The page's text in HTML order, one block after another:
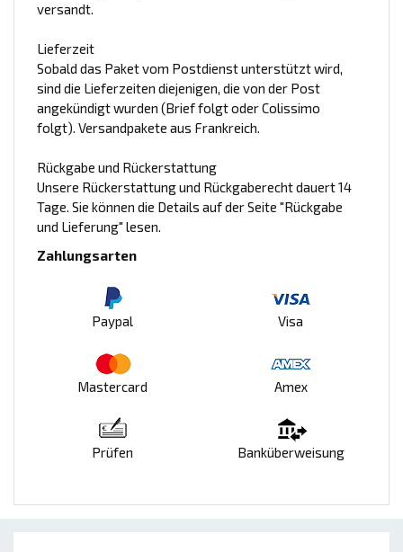
versandt.
Lieferzeit
Sobald das Paket vom Postdienst unterstützt wird,
sind die Lieferzeiten diejenigen, die von der Post
angekündigt wurden (Brief folgt oder Colissimo
folgt). Versandpakete aus Frankreich.
Rückgabe und Rückerstattung
Unsere Rückerstattung und Rückgaberecht dauert 14
Tage. Sie können die Details auf der Seite "Rückgabe
und Lieferung" lesen.
Zahlungsarten
Paypal Visa
Mastercard Amex
Prüfen Banküberweisung